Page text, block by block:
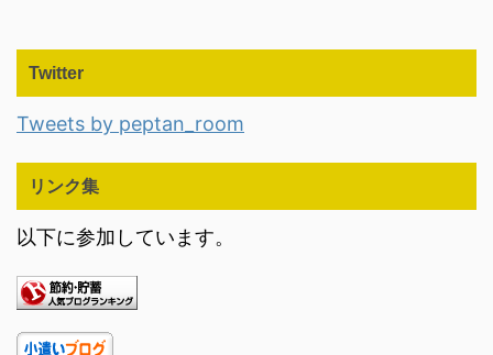
Twitter
Tweets by peptan_room
リンク集
以下に参加しています。